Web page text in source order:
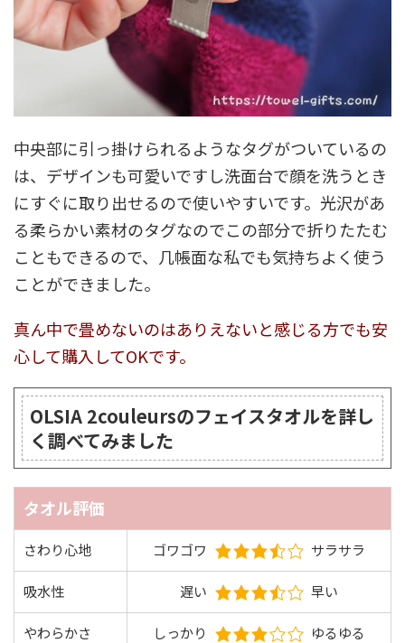
中央部に引っ掛けられるようなタグがついているの
は、デザインも可愛いですし洗面台で顔を洗うとき
にすぐに取り出せるので使いやすいです。光沢があ
る柔らかい素材のタグなのでこの部分で折りたたむ
こともできるので、几帳面な私でも気持ちよく使う
ことができました。
真ん中で畳めないのはありえないと感じる方でも安
心して購入してOKです。
OLSIA 2couleursのフェイスタオルを詳し
く調べてみました
タオル評価
さわり心地 ゴワゴワ サラサラ
吸水性 遅い 早い
やわらかさ しっかり ゆるゆる